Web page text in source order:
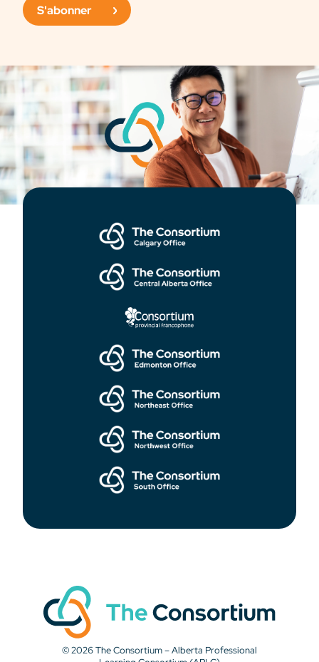
S'abonner
© 2026 The Consortium – Alberta Professional